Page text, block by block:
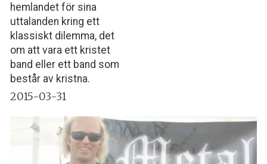
hemlandet för sina
uttalanden kring ett
klassiskt dilemma, det
om att vara ett kristet
band eller ett band som
består av kristna.
2015-03-31